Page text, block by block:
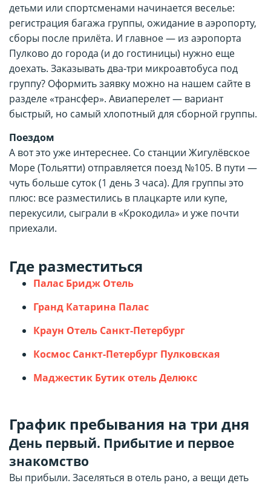
детьми или спортсменами начинается веселье:
регистрация багажа группы, ожидание в аэропорту,
сборы после прилёта. И главное — из аэропорта
Пулково до города (и до гостиницы) нужно еще
доехать. Заказывать два-три микроавтобуса под
группу? Оформить заявку можно на нашем сайте в
разделе «трансфер». Авиаперелет — вариант
быстрый, но самый хлопотный для сборной группы.
Поездом
А вот это уже интереснее. Со станции Жигулёвское
Море (Тольятти) отправляется поезд №105. В пути —
чуть больше суток (1 день 3 часа). Для группы это
плюс: все разместились в плацкарте или купе,
перекусили, сыграли в «Крокодила» и уже почти
приехали.
Где разместиться
Палас Бридж Отель
Гранд Катарина Палас
Краун Отель Санкт-Петербург
Космос Санкт-Петербург Пулковская
Маджестик Бутик отель Делюкс
График пребывания на три дня
День первый. Прибытие и первое
знакомство
Вы прибыли. Заселяться в отель рано, а вещи деть